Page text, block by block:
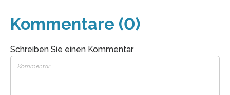
Kommentare (0)
Schreiben Sie einen Kommentar